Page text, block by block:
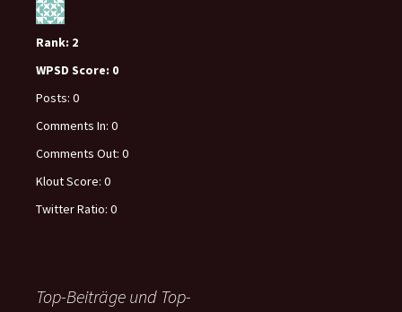
Rank: 2
WPSD Score: 0
Posts: 0
Comments In: 0
Comments Out: 0
Klout Score: 0
Twitter Ratio: 0
Top-Beiträge und Top-